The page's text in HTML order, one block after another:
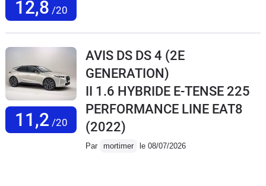
12,8 /20
11,2 /20
AVIS DS DS 4 (2E
GENERATION)
II 1.6 HYBRIDE E-TENSE 225
PERFORMANCE LINE EAT8
(2022)
Par mortimer le 08/07/2026